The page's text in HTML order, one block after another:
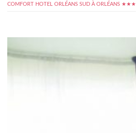
COMFORT HOTEL ORLÉANS SUD À ORLÉANS ★★★